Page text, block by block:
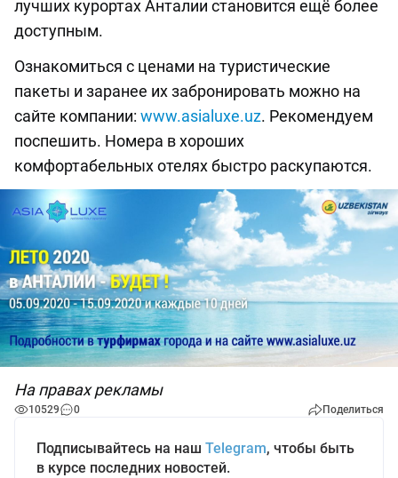
лучших курортах Анталии становится ещё более
доступным.
Ознакомиться с ценами на туристические
пакеты и заранее их забронировать можно на
сайте компании: www.asialuxe.uz. Рекомендуем
поспешить. Номера в хороших
комфортабельных отелях быстро раскупаются.
На правах рекламы
10529 0 Поделиться
Подписывайтесь на наш Telegram, чтобы быть
в курсе последних новостей.